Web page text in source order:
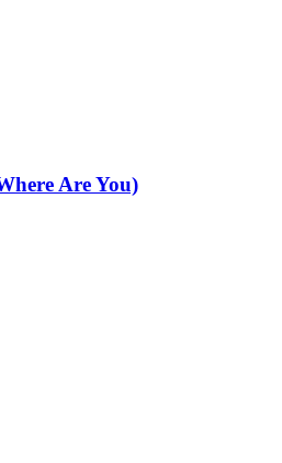
Are You)